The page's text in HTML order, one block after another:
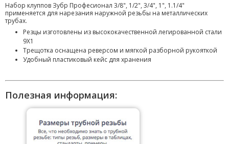
Набор клуппов Зубр Професионал 3/8", 1/2", 3/4", 1", 1.1/4"
применяется для нарезания наружной резьбы на металлических
трубах.
Резцы изготовлены из высококачественной легированной стали
9Х1
Трещотка оснащена реверсом и мягкой разборной рукояткой
Удобный пластиковый кейс для хранения
Полезная информация: